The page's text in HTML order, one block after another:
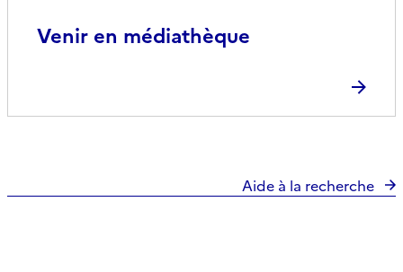
Venir en médiathèque
Aide à la recherche